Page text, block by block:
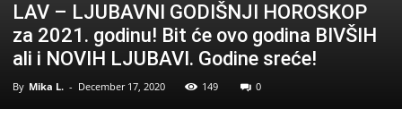
LAV – LJUBAVNI GODIŠNJI HOROSKOP
za 2021. godinu! Bit će ovo godina BIVŠIH
ali i NOVIH LJUBAVI. Godine sreće!
By Mika L. - December 17, 2020 149 0